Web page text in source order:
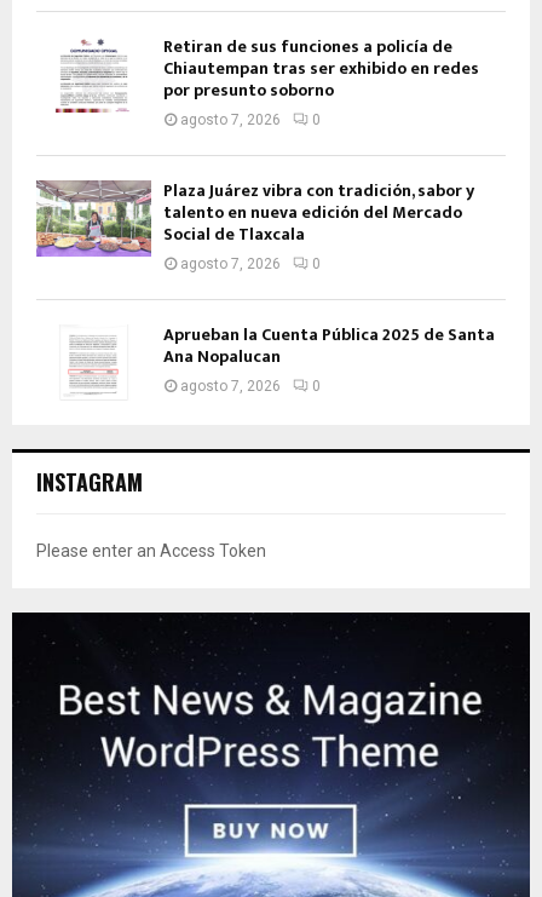
Retiran de sus funciones a policía de
Chiautempan tras ser exhibido en redes
por presunto soborno
agosto 7, 2026 0
Plaza Juárez vibra con tradición, sabor y
talento en nueva edición del Mercado
Social de Tlaxcala
agosto 7, 2026 0
Aprueban la Cuenta Pública 2025 de Santa
Ana Nopalucan
agosto 7, 2026 0
INSTAGRAM
Please enter an Access Token